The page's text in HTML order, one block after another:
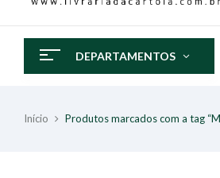
DEPARTAMENTOS
Início Produtos marcados com a tag